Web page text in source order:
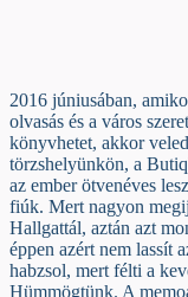
2016 júniusában,
olvasás és a város
könyvhetet, akkor
törzshelyünkön, a
az ember ötvenéves
fiúk. Mert nagyon
Hallgattál, aztán azt
éppen azért nem lassít
habzsol, mert félti a
Hümmögtünk. A